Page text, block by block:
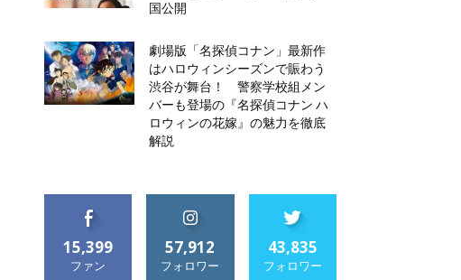
国公開
劇場版「名探偵コナン」最新作
はハロウィンシーズンで賑わう
渋谷が舞台！ 警察学校組メン
バーも登場の『名探偵コナン ハ
ロウィンの花嫁』の魅力を徹底
解説
15,399
ファン
57,912
フォロワー
43,835
フォロワー